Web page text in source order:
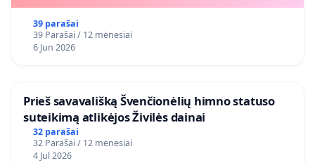
39 parašai
39 Parašai / 12 mėnesiai
6 Jun 2026
​Prieš savavališką Švenčionėlių himno statuso
suteikimą atlikėjos Živilės dainai
32 parašai
32 Parašai / 12 mėnesiai
4 Jul 2026